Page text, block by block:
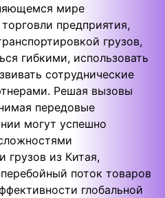
мире
предприятия,
грузов,
гибкими, использовать
сотруднические
Решая вызовы
передовые
могут успешно
грузов из Китая,
поток товаров
глобальной